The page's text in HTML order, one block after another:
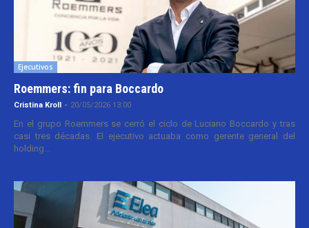
Ejecutivos
Roemmers: fin para Boccardo
Cristina Kroll - 20/05/2026 13:00
En el grupo Roemmers se cerró el ciclo de Luciano Boccardo y tras
casi tres décadas. El ejecutivo actuaba como gerente general del
holding...